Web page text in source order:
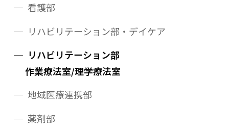
看護部
リハビリテーション部・デイケア
リハビリテーション部
作業療法室/理学療法室
地域医療連携部
薬剤部